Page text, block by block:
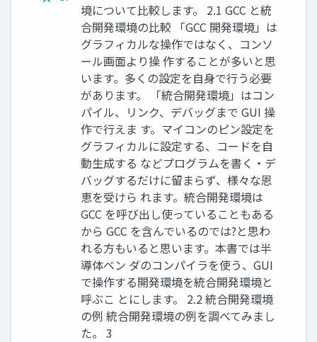
境について比較します。 2.1 GCC と統
合開発環境の比較 「GCC 開発環境」は
グラフィカルな操作ではなく、コンソ
ール画面より操 作することが多いと思
います。多くの設定を自身で行う必要
があります。 「統合開発環境」はコン
パイル、リンク、デバッグまで GUI 操
作で行えま す。マイコンのピン設定を
グラフィカルに設定する、コードを自
動生成する などプログラムを書く・デ
バッグするだけに留まらず、様々な恩
恵を受けら れます。統合開発環境は
GCC を呼び出し使っていることもある
から GCC を含んでいるのでは?と思わ
れる方もいると思います。本書では半
導体ベン ダのコンパイラを使う、GUI
で操作する開発環境を統合開発環境と
呼ぶこ とにします。 2.2 統合開発環境
の例 統合開発環境の例を調べてみまし
た。 3